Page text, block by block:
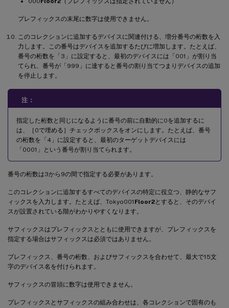
プレフィックスの末尾に数字は使用できません。
このコレクションに追加するデバイスに関連付ける、増分番号の桁数を入
力します。この番号はデバイスを追加するたびに増加します。たとえば、
番号の桁数を「3」に設定すると、最初のデバイスには「001」が割り当
てられ、番号が「999」に達すると番号の割り当てつまりデバイスの追加
を停止します。
注：
指定した桁数と同じになるように番号の前に自動的に0を追加するに
は、［0で埋める］チェックボックスをオンにします。たとえば、番号
の桁数を「4」に設定すると、最初のターゲットデバイスには
「0001」という番号が割り当てられます。
番号の桁数は3から9の間で指定する必要があります。
このコレクションに追加するすべてのデバイスの特定に役立つ、静的なサフ
ィックスを入力します。たとえば、Tokyo001 Floor2とすると、そのデバイ
スが設置されている階がわかりやすくなります。
サフィックスはプレフィックスとともに使用できますが、プレフィックスを
指定する場合はサフィックスは必須ではありません。
プレフィックス、番号の桁数、およびサフィックスを合わせて、最大で15文
字のデバイス名を付けられます。
サフィックスの冒頭に数字は使用できません。
プレフィックスとサフィックスの組み合わせは、各コレクションで固有のも